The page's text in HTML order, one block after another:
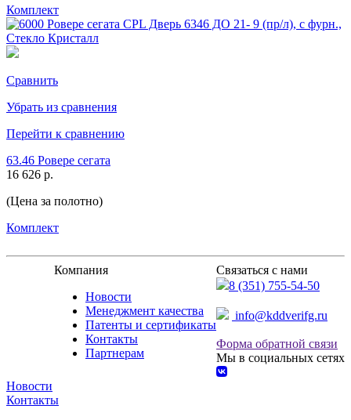
Комплект
Сравнить
Убрать из сравнения
Перейти к сравнению
63.46 Ровере сегата
16 626 р.
(Цена за полотно)
Комплект
Компания
Новости
Менеджмент качества
Патенты и сертификаты
Контакты
Партнерам
Связаться с нами
8 (351) 755-54-50
info@kddverifg.ru
Форма обратной связи
Мы в социальных сетях
Новости
Контакты